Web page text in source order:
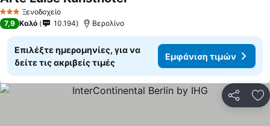
3 ΑστέριαΞενοδοχείο
Εμφάνιση τιμών
7,9 Καλό 10.194 Βερολίνο
Επιλέξτε ημερομηνίες, για να
δείτε τις ακριβείς τιμές
Εμφάνιση τιμών